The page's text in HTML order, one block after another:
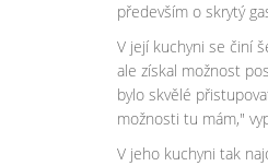
především o skrytý
V její kuchyni se činí
ale získal možnost
bylo skvělé
možnosti tu mám,"
V jeho kuchyni tak